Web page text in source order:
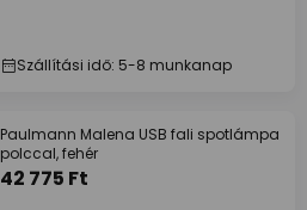
Szállítási idő: 5-8 munkanap
Paulmann Malena USB fali spotlámpa
polccal, fehér
42 775 Ft